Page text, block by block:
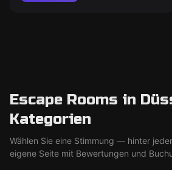
Escape Rooms in
Kategorien
Wählen Sie eine Stimmung — hinter
eigene Seite mit Bewertungen und